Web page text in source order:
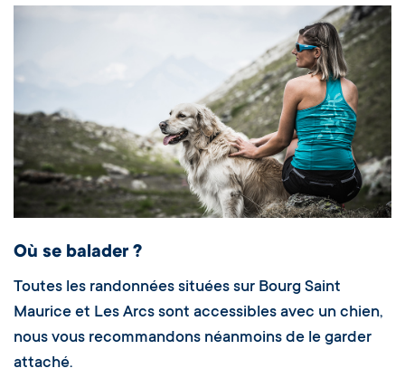
Où se balader ?
Toutes les randonnées situées sur Bourg Saint
Maurice et Les Arcs sont accessibles avec un chien,
nous vous recommandons néanmoins de le garder
attaché.